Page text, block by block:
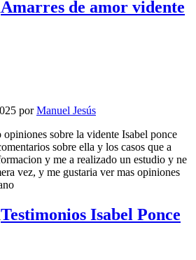
Amarres de amor vidente
porManuel Jesús
opiniones sobre la vidente Isabel ponce
sobre ella y los casos que a
y me a realizado un estudio y ne
vez, y me gustaria ver mas opiniones
Testimonios Isabel Ponce